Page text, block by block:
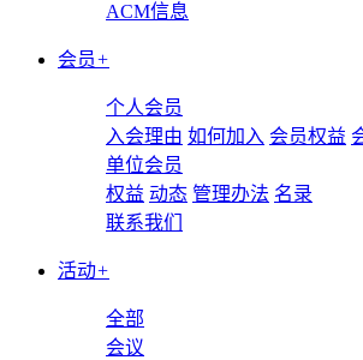
ACM信息
会员+
个人会员
入会理由 如何加入 会员权益
单位会员
权益 动态 管理办法 名录
联系我们
活动+
全部
会议